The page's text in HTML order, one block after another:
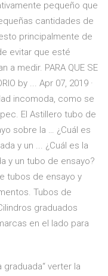
pequeño que
cantidades de
principalmente de
evitar que esté
medir. PARA QUE SE
by ... Apr 07, 2019 ·
incomoda, como se
El Astillero tubo de
sobre la … ¿Cuál es
y un ... ¿Cuál es la
y un tubo de ensayo?
tubos de ensayo y
Tubos de
graduados
en el lado para
verter la